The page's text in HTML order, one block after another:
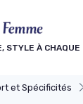
STYLE À CHAQUE
et Spécificités